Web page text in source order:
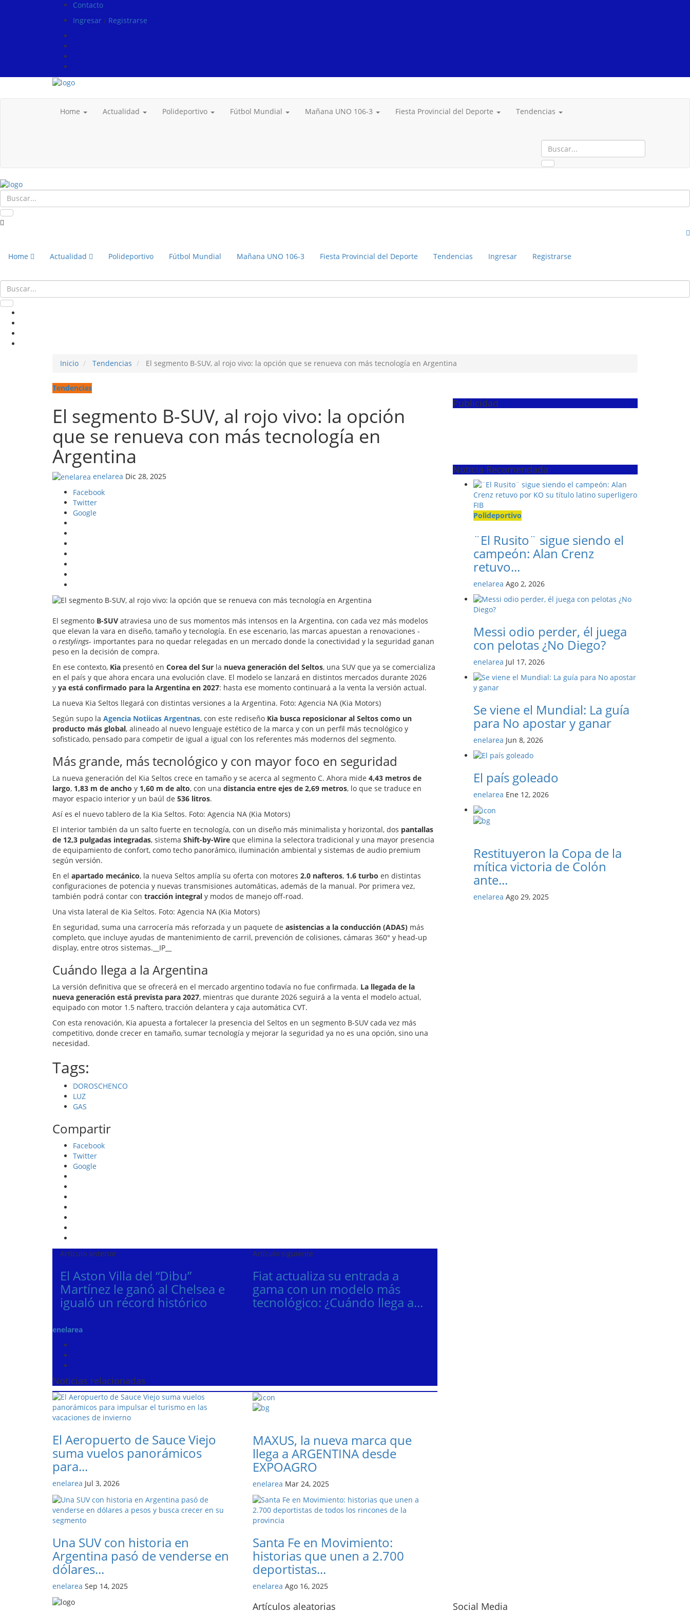
Contacto
Ingresar / Registrarse
Home Actualidad Polideportivo Fútbol Mundial Mañana UNO 106-3 Fiesta Provincial del Deporte Tendencias
Home Actualidad Polideportivo Fútbol Mundial Mañana UNO 106-3 Fiesta Provincial del Deporte Tendencias Ingresar Registrarse
Inicio Tendencias El segmento B-SUV, al rojo vivo: la opción que se renueva con más tecnología en Argentina
Tendencias
El segmento B-SUV, al rojo vivo: la opción
que se renueva con más tecnología en
Argentina
enelarea Dic 28, 2025
Facebook
Twitter
Google
El segmento B-SUV atraviesa uno de sus momentos más intensos en la Argentina, con cada vez más modelos
que elevan la vara en diseño, tamaño y tecnología. En ese escenario, las marcas apuestan a renovaciones -
o restylings- importantes para no quedar relegadas en un mercado donde la conectividad y la seguridad ganan
peso en la decisión de compra.
En ese contexto, Kia presentó en Corea del Sur la nueva generación del Seltos, una SUV que ya se comercializa
en el país y que ahora encara una evolución clave. El modelo se lanzará en distintos mercados durante 2026
y ya está confirmado para la Argentina en 2027: hasta ese momento continuará a la venta la versión actual.
La nueva Kia Seltos llegará con distintas versiones a la Argentina. Foto: Agencia NA (Kia Motors)
Según supo la Agencia Notiicas Argentnas, con este rediseño Kia busca reposicionar al Seltos como un
producto más global, alineado al nuevo lenguaje estético de la marca y con un perfil más tecnológico y
sofisticado, pensado para competir de igual a igual con los referentes más modernos del segmento.
Más grande, más tecnológico y con mayor foco en seguridad
La nueva generación del Kia Seltos crece en tamaño y se acerca al segmento C. Ahora mide 4,43 metros de
largo, 1,83 m de ancho y 1,60 m de alto, con una distancia entre ejes de 2,69 metros, lo que se traduce en
mayor espacio interior y un baúl de 536 litros.
Así es el nuevo tablero de la Kia Seltos. Foto: Agencia NA (Kia Motors)
El interior también da un salto fuerte en tecnología, con un diseño más minimalista y horizontal, dos pantallas
de 12,3 pulgadas integradas, sistema Shift-by-Wire que elimina la selectora tradicional y una mayor presencia
de equipamiento de confort, como techo panorámico, iluminación ambiental y sistemas de audio premium
según versión.
En el apartado mecánico, la nueva Seltos amplía su oferta con motores 2.0 nafteros, 1.6 turbo en distintas
configuraciones de potencia y nuevas transmisiones automáticas, además de la manual. Por primera vez,
también podrá contar con tracción integral y modos de manejo off-road.
Una vista lateral de Kia Seltos. Foto: Agencia NA (Kia Motors)
En seguridad, suma una carrocería más reforzada y un paquete de asistencias a la conducción (ADAS) más
completo, que incluye ayudas de mantenimiento de carril, prevención de colisiones, cámaras 360° y head-up
display, entre otros sistemas.__IP__
Cuándo llega a la Argentina
La versión definitiva que se ofrecerá en el mercado argentino todavía no fue confirmada. La llegada de la
nueva generación está prevista para 2027, mientras que durante 2026 seguirá a la venta el modelo actual,
equipado con motor 1.5 naftero, tracción delantera y caja automática CVT.
Con esta renovación, Kia apuesta a fortalecer la presencia del Seltos en un segmento B-SUV cada vez más
competitivo, donde crecer en tamaño, sumar tecnología y mejorar la seguridad ya no es una opción, sino una
necesidad.
Tags:
DOROSCHENCO
LUZ
GAS
Compartir
Facebook
Twitter
Google
Artículo anterior
El Aston Villa del “Dibu”
Martínez le ganó al Chelsea e
igualó un récord histórico
Artículo siguiente
Fiat actualiza su entrada a
gama con un modelo más
tecnológico: ¿Cuándo llega a...
enelarea
Noticias relacionadas
El Aeropuerto de Sauce Viejo
suma vuelos panorámicos
para...
enelarea Jul 3, 2026
MAXUS, la nueva marca que
llega a ARGENTINA desde
EXPOAGRO
enelarea Mar 24, 2025
Una SUV con historia en
Argentina pasó de venderse en
dólares...
enelarea Sep 14, 2025
Santa Fe en Movimiento:
historias que unen a 2.700
deportistas...
enelarea Ago 16, 2025
Publicidad
Noticia Recomendada
Polideportivo
¨El Rusito¨ sigue siendo el
campeón: Alan Crenz
retuvo...
enelarea Ago 2, 2026
Messi odio perder, él juega
con pelotas ¿No Diego?
enelarea Jul 17, 2026
Se viene el Mundial: La guía
para No apostar y ganar
enelarea Jun 8, 2026
El país goleado
enelarea Ene 12, 2026
Restituyeron la Copa de la
mítica victoria de Colón
ante...
enelarea Ago 29, 2025
Artículos aleatorias Social Media